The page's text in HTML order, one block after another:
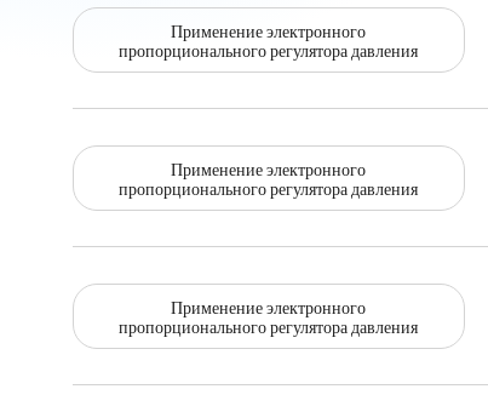
Применение электронного
пропорционального регулятора давления
Применение электронного
пропорционального регулятора давления
Применение электронного
пропорционального регулятора давления